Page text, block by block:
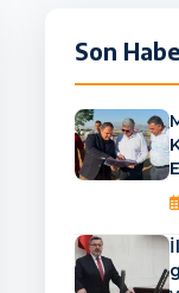
Son